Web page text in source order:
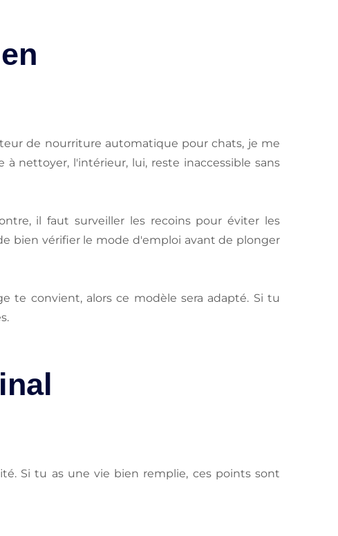
de nourriture automatique pour chats, je me
nettoyer, l'intérieur, lui, reste inaccessible sans
il faut surveiller les recoins pour éviter les
bien vérifier le mode d'emploi avant de plonger
convient, alors ce modèle sera adapté. Si tu
Si tu as une vie bien remplie, ces points sont